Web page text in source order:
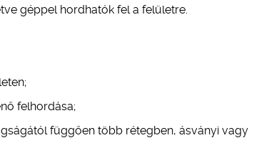
géppel hordhatók fel a felületre.
felhordása;
függően több rétegben, ásványi vagy